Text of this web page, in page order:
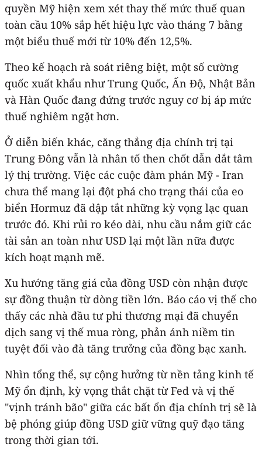
quyền Mỹ hiện xem xét thay thế mức thuế quan
toàn cầu 10% sắp hết hiệu lực vào tháng 7 bằng
một biểu thuế mới từ 10% đến 12,5%.
Theo kế hoạch rà soát riêng biệt, một số cường
quốc xuất khẩu như Trung Quốc, Ấn Độ, Nhật Bản
và Hàn Quốc đang đứng trước nguy cơ bị áp mức
thuế nghiêm ngặt hơn.
Ở diễn biến khác, căng thẳng địa chính trị tại
Trung Đông vẫn là nhân tố then chốt dẫn dắt tâm
lý thị trường. Việc các cuộc đàm phán Mỹ - Iran
chưa thể mang lại đột phá cho trạng thái của eo
biển Hormuz đã dập tắt những kỳ vọng lạc quan
trước đó. Khi rủi ro kéo dài, nhu cầu nắm giữ các
tài sản an toàn như USD lại một lần nữa được
kích hoạt mạnh mẽ.
Xu hướng tăng giá của đồng USD còn nhận được
sự đồng thuận từ dòng tiền lớn. Báo cáo vị thế cho
thấy các nhà đầu tư phi thương mại đã chuyển
dịch sang vị thế mua ròng, phản ánh niềm tin
tuyệt đối vào đà tăng trưởng của đồng bạc xanh.
Nhìn tổng thể, sự cộng hưởng từ nền tảng kinh tế
Mỹ ổn định, kỳ vọng thắt chặt từ Fed và vị thế
"vịnh tránh bão" giữa các bất ổn địa chính trị sẽ là
bệ phóng giúp đồng USD giữ vững quỹ đạo tăng
trong thời gian tới.